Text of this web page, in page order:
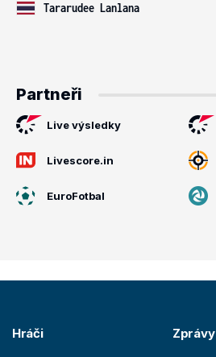
Tararudee Lanlana
Partneři
Live výsledky
Livescore.in
EuroFotbal
Hráči Zprávy